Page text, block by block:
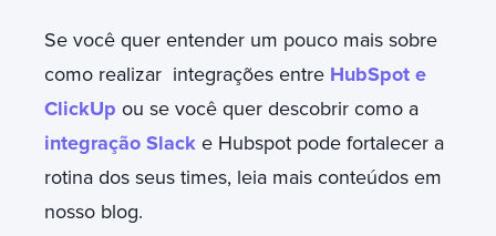
Se você quer entender um pouco mais sobre
como realizar integrações entre HubSpot e
ClickUp ou se você quer descobrir como a
integração Slack e Hubspot pode fortalecer a
rotina dos seus times, leia mais conteúdos em
nosso blog.